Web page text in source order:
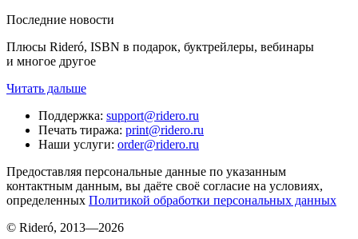
Последние новости
Плюсы Rideró, ISBN в подарок, буктрейлеры, вебинары
и многое другое
Читать дальше
Поддержка: support@ridero.ru
Печать тиража: print@ridero.ru
Наши услуги: order@ridero.ru
Предоставляя персональные данные по указанным
контактным данным, вы даёте своё согласие на условиях,
определенных Политикой обработки персональных данных
© Rideró, 2013—2026